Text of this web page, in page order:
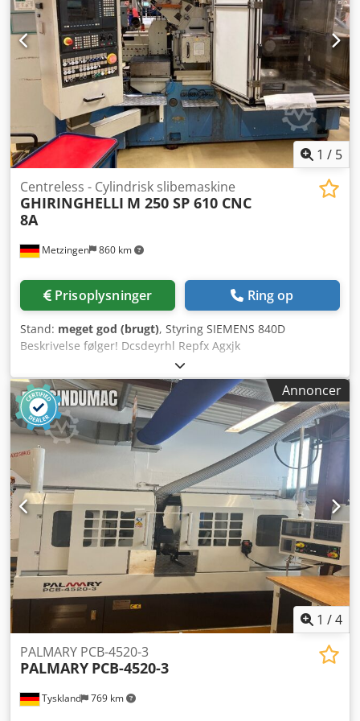
kontakt os for Deres behov!
1 / 5
Metzingen 860 km
Centreless - Cylindrisk slibemaskine
GHIRINGHELLI M 250 SP 610 CNC
8A
Prisoplysninger Ring op
Stand: meget god (brugt), Styring SIEMENS 840D
Beskrivelse følger! Dcsdeyrhl Repfx Agxjk
Annoncer
1 /4
Tyskland 769 km
PALMARY PCB-4520-3
PALMARY PCB-4520-3